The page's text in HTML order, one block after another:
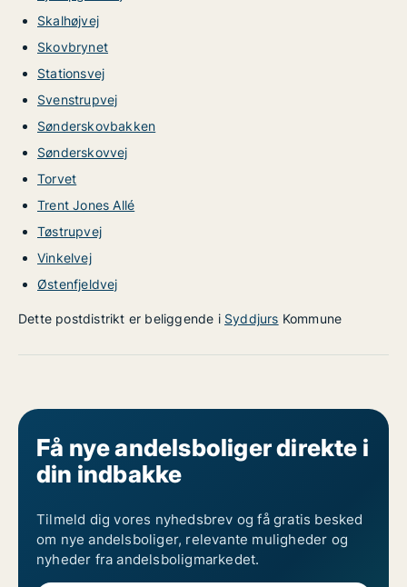
Skalhøjvej
Skovbrynet
Stationsvej
Svenstrupvej
Sønderskovbakken
Sønderskovvej
Torvet
Trent Jones Allé
Tøstrupvej
Vinkelvej
Østenfjeldvej
Dette postdistrikt er beliggende i Syddjurs Kommune
Få nye andelsboliger direkte i
din indbakke
Tilmeld dig vores nyhedsbrev og få gratis besked
om nye andelsboliger, relevante muligheder og
nyheder fra andelsboligmarkedet.